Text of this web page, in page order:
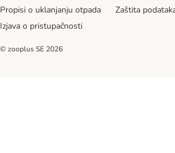
Propisi o uklanjanju otpada
Zaštita
Izjava o pristupačnosti
© zooplus SE 2026